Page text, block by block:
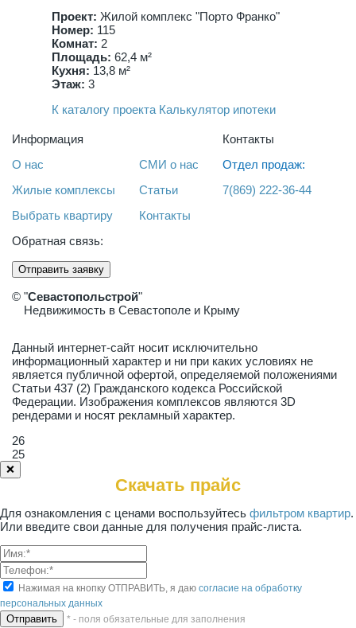
Проект: Жилой комплекс "Порто Франко"
Номер: 115
Комнат: 2
Площадь: 62,4 м²
Кухня: 13,8 м²
Этаж: 3
К каталогу проекта Калькулятор ипотеки
Информация
О нас
Жилые комплексы
Выбрать квартиру
СМИ о нас
Статьи
Контакты
Контакты
Отдел продаж:
7(869) 222-36-44
Обратная связь:
Отправить заявку
© "Севастопольстрой"
Недвижимость в Севастополе и Крыму
Данный интернет-сайт носит исключительно
информационный характер и ни при каких условиях не
является публичной офертой, определяемой положениями
Статьи 437 (2) Гражданского кодекса Российской
Федерации. Изображения комплексов являются 3D
рендерами и носят рекламный характер.
26
25
❌
Скачать прайс
Для ознакомления с ценами воспользуйтесь фильтром квартир.
Или введите свои данные для получения прайс-листа.
Нажимая на кнопку ОТПРАВИТЬ, я даю согласие на обработку
персональных данных
* - поля обязательные для заполнения